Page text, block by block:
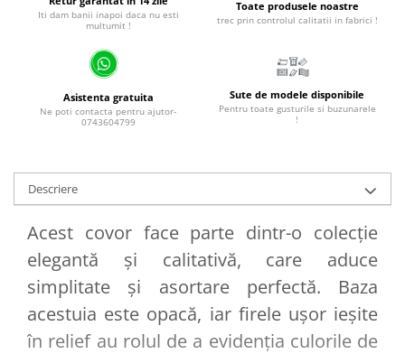
Iti dam banii inapoi daca nu esti
multumit !
Toate produsele noastre
trec prin controlul calitatii in fabrici !
Asistenta gratuita
Ne poti contacta pentru ajutor-
0743604799
Sute de modele disponibile
Pentru toate gusturile si buzunarele
!
Descriere
Acest covor face parte dintr-o colecție
elegantă și calitativă, care aduce
simplitate și asortare perfectă. Baza
acestuia este opacă, iar firele ușor ieșite
în relief au rolul de a evidenția culorile de